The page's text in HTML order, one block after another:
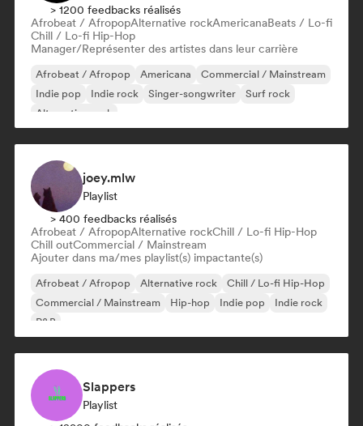
> 1200 feedbacks réalisés
Afrobeat / AfropopAlternative rockAmericanaBeats / Lo-fi
Chill / Lo-fi Hip-Hop
Manager/Représenter des artistes dans leur carrière
Afrobeat / Afropop Americana
Commercial / Mainstream
Indie pop
Indie rock Singer-songwriter
Surf rock
Alternative rock
joey.mlw
Playlist
> 400 feedbacks réalisés
Afrobeat / AfropopAlternative rockChill / Lo-fi Hip-Hop
Chill outCommercial / Mainstream
Ajouter dans ma/mes playlist(s) impactante(s)
Afrobeat / Afropop Alternative rock
Chill / Lo-fi Hip-Hop
Commercial / Mainstream
Hip-hop Indie pop
Indie rock
R&B
Slappers
Playlist